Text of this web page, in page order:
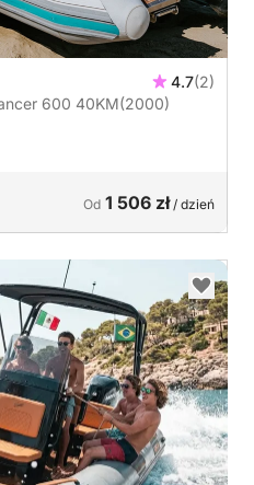
4.7(2)
Łódź bez patentu Capelli Lancer 600 40KM(2000)
Od 1 506 zł/ dzień